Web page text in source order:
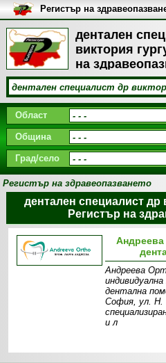
дентален
виктория
на
Регистър на
медицинските заведения в
България
Област
Община
Град/село
Регистър на здравеопазването
дентален специалист др
Регистър на
Андреева
дентална
София, ул. Н.
и л